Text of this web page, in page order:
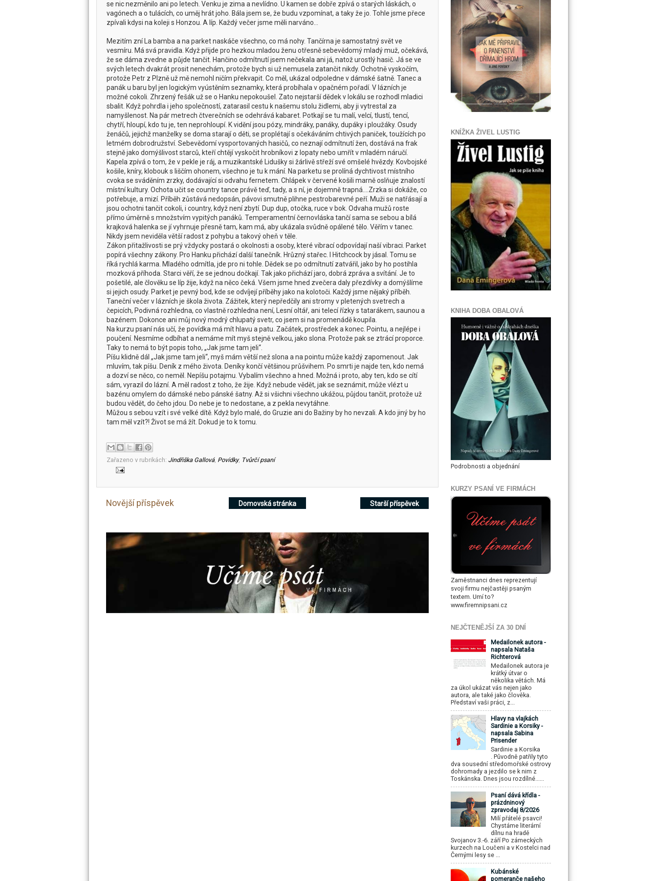
se nic nezměnilo ani po letech. Venku je zima a nevlídno. U kamen se dobře zpívá o starých láskách, o
vagónech a o tulácích, co uměj hrát joho. Bála jsem se, že budu vzpomínat, a taky že jo. Tohle jsme přece
zpívali kdysi na koleji s Honzou. A líp. Každý večer jsme měli narváno…
Mezitím zní La bamba a na parket naskáče všechno, co má nohy. Tančírna je samostatný svět ve
vesmíru. Má svá pravidla. Když přijde pro hezkou mladou ženu otřesně sebevědomý mladý muž, očekává,
že se dáma zvedne a půjde tančit. Hančino odmítnutí jsem nečekala ani já, natož urostlý hasič. Já se ve
svých letech dvakrát prosit nenechám, protože bych si už nemusela zatančit nikdy. Ochotně vyskočím,
protože Petr z Plzně už mě nemohl ničím překvapit. Co měl, ukázal odpoledne v dámské šatně. Tanec a
panák u baru byl jen logickým vyústěním seznamky, která probíhala v opačném pořadí. V lázních je
možné cokoli. Zhrzený fešák už se o Hanku nepokoušel. Zato nejstarší dědek v lokálu se rozhodl mladici
sbalit. Když pohrdla i jeho společností, zatarasil cestu k našemu stolu židlemi, aby ji vytrestal za
namyšlenost. Na pár metrech čtverečních se odehrává kabaret. Potkají se tu malí, velcí, tlustí, tencí,
chytří, hloupí, kdo tu je, ten neprohloupí. K vidění jsou pózy, mindráky, panáky, dupáky i ploužáky. Osudy
ženáčů, jejichž manželky se doma starají o děti, se proplétají s očekáváním chtivých paniček, toužících po
letmém dobrodružství. Sebevědomí vysportovaných hasičů, co neznají odmítnutí žen, dostává na frak
stejně jako domýšlivost starců, kteří chtějí vyskočit hrobníkovi z lopaty nebo umřít v mladém náručí.
Kapela zpívá o tom, že v pekle je ráj, a muzikantské Lidušky si žárlivě střeží své omšelé hvězdy. Kovbojské
košile, kníry, klobouk s liščím ohonem, všechno je tu k mání. Na parketu se prolíná dychtivost místního
cvoka se sváděním zrzky, dodávající si odvahu fernetem. Chlápek v červené košili marně oslňuje znalostí
místní kultury. Ochota učit se country tance právě teď, tady, a s ní, je dojemně trapná….Zrzka si dokáže, co
potřebuje, a mizí. Příběh zůstává nedopsán, pávovi smutně plihne pestrobarevné peří. Muži se natřásají a
jsou ochotni tančit cokoli, i country, když není zbytí. Dup dup, otočka, ruce v bok. Odvaha mužů roste
přímo úměrně s množstvím vypitých panáků. Temperamentní černovláska tančí sama se sebou a bílá
krajková halenka se jí vyhrnuje přesně tam, kam má, aby ukázala svůdně opálené tělo. Věřím v tanec.
Nikdy jsem neviděla větší radost z pohybu a takový oheň v těle.
Zákon přitažlivosti se prý vždycky postará o okolnosti a osoby, které vibrací odpovídají naší vibraci. Parket
popírá všechny zákony. Pro Hanku přichází další tanečník. Hrůzný stařec. I Hitchcock by jásal. Tomu se
říká rychlá karma. Mladého odmítla, jde pro ni tohle. Dědek se po odmítnutí zatvářil, jako by ho postihla
mozková příhoda. Starci věří, že se jednou dočkají. Tak jako přichází jaro, dobrá zpráva a svítání. Je to
pošetilé, ale člověku se líp žije, když na něco čeká. Všem jsme hned zvečera daly přezdívky a domýšlíme
si jejich osudy. Parket je pevný bod, kde se odvíjejí příběhy jako na kolotoči. Každý jsme nějaký příběh.
Taneční večer v lázních je škola života. Zážitek, který nepředčily ani stromy v pletených svetrech a
čepicích, Podivná rozhledna, co vlastně rozhledna není, Lesní oltář, ani telecí řízky s tatarákem, saunou a
bazénem. Dokonce ani můj nový modrý chlupatý svetr, co jsem si na promenádě koupila.
Na kurzu psaní nás učí, že povídka má mít hlavu a patu. Začátek, prostředek a konec. Pointu, a nejlépe i
poučení. Nesmíme odbíhat a nemáme mít myš stejně velkou, jako slona. Protože pak se ztrácí proporce.
Taky to nemá to být popis toho, „Jak jsme tam jeli“.
Píšu klidně dál „Jak jsme tam jeli“, myš mám větší než slona a na pointu může každý zapomenout. Jak
mluvím, tak píšu. Deník z mého života. Deníky končí většinou průšvihem. Po smrti je najde ten, kdo nemá
a dozví se něco, co neměl. Nepíšu potajmu. Vybalím všechno a hned. Možná i proto, aby ten, kdo se cítí
sám, vyrazil do lázní. A měl radost z toho, že žije. Když nebude vědět, jak se seznámit, může vlézt u
bazénu omylem do dámské nebo pánské šatny. Až si všichni všechno ukážou, půjdou tančit, protože už
budou vědět, do čeho jdou. Do nebe je to nedostane, a z pekla nevytáhne.
Můžou s sebou vzít i své velké dítě. Když bylo malé, do Gruzie ani do Bažiny by ho nevzali. A kdo jiný by ho
tam měl vzít?! Život se má žít. Dokud je to k tomu.
Zařazeno v rubrikách: Jindřiška Gallová, Povídky, Tvůrčí psaní
Novější příspěvek Starší příspěvek
Domovská stránka
KNÍŽKA ŽIVEL LUSTIG
KNIHA DOBA OBALOVÁ
Podrobnosti a objednání
KURZY PSANÍ VE FIRMÁCH
Zaměstnanci dnes reprezentují
svoji firmu nejčastěji psaným
textem. Umí to?
www.firemnipsani.cz
NEJČTENĚJŠÍ ZA 30 DNÍ
Medailonek autora -
napsala Nataša
Richterová
Medailonek autora je
krátký útvar o
několika větách. Má
za úkol ukázat vás nejen jako
autora, ale také jako člověka.
Představí vaši práci, z...
Hlavy na vlajkách
Sardinie a Korsiky -
napsala Sabina
Prisender
Sardinie a Korsika
. Původně patřily tyto
dva sousední středomořské ostrovy
dohromady a jezdilo se k nim z
Toskánska. Dnes jsou rozdílné......
Psaní dává křídla -
prázdninový
zpravodaj 8/2026
Milí přátelé psavci!
Chystáme literární
dílnu na hradě
Svojanov 3.-6. září Po zámeckých
kurzech na Loučeni a v Kostelci nad
Černými lesy se ...
Kubánské
pomeranče našeho